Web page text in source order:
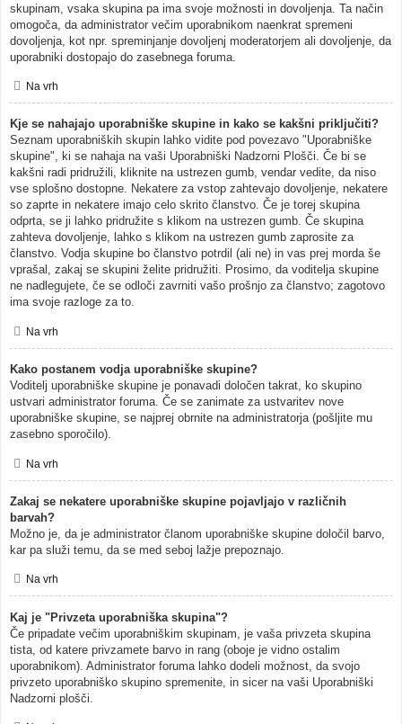
skupinam, vsaka skupina pa ima svoje možnosti in dovoljenja. Ta način
omogoča, da administrator večim uporabnikom naenkrat spremeni
dovoljenja, kot npr. spreminjanje dovoljenj moderatorjem ali dovoljenje, da
uporabniki dostopajo do zasebnega foruma.
Na vrh
Kje se nahajajo uporabniške skupine in kako se kakšni priključiti?
Seznam uporabniških skupin lahko vidite pod povezavo "Uporabniške
skupine", ki se nahaja na vaši Uporabniški Nadzorni Plošči. Če bi se
kakšni radi pridružili, kliknite na ustrezen gumb, vendar vedite, da niso
vse splošno dostopne. Nekatere za vstop zahtevajo dovoljenje, nekatere
so zaprte in nekatere imajo celo skrito članstvo. Če je torej skupina
odprta, se ji lahko pridružite s klikom na ustrezen gumb. Če skupina
zahteva dovoljenje, lahko s klikom na ustrezen gumb zaprosite za
članstvo. Vodja skupine bo članstvo potrdil (ali ne) in vas prej morda še
vprašal, zakaj se skupini želite pridružiti. Prosimo, da voditelja skupine
ne nadlegujete, če se odloči zavrniti vašo prošnjo za članstvo; zagotovo
ima svoje razloge za to.
Na vrh
Kako postanem vodja uporabniške skupine?
Voditelj uporabniške skupine je ponavadi določen takrat, ko skupino
ustvari administrator foruma. Če se zanimate za ustvaritev nove
uporabniške skupine, se najprej obrnite na administratorja (pošljite mu
zasebno sporočilo).
Na vrh
Zakaj se nekatere uporabniške skupine pojavljajo v različnih
barvah?
Možno je, da je administrator članom uporabniške skupine določil barvo,
kar pa služi temu, da se med seboj lažje prepoznajo.
Na vrh
Kaj je "Privzeta uporabniška skupina"?
Če pripadate večim uporabniškim skupinam, je vaša privzeta skupina
tista, od katere privzamete barvo in rang (oboje je vidno ostalim
uporabnikom). Administrator foruma lahko dodeli možnost, da svojo
privzeto uporabniško skupino spremenite, in sicer na vaši Uporabniški
Nadzorni plošči.